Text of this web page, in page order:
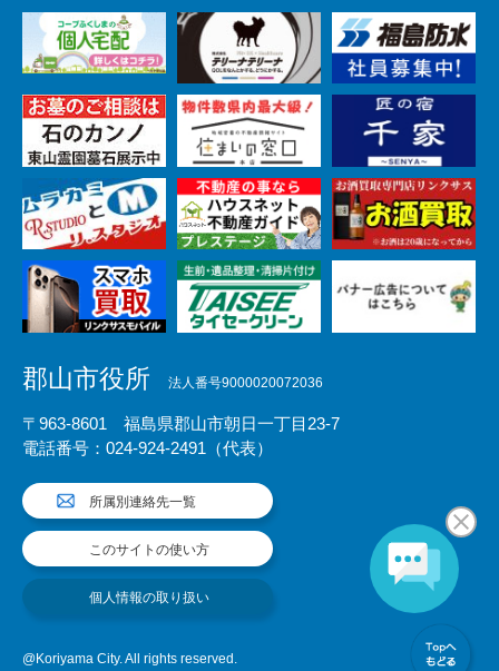
郡山市役所 法人番号9000020072036
〒963-8601 福島県郡山市朝日一丁目23-7
電話番号：024-924-2491（代表）
所属別連絡先一覧
このサイトの使い方
個人情報の取り扱い
@Koriyama City. All rights reserved.